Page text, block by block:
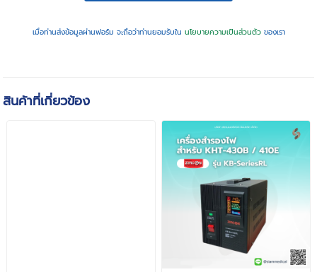
เมื่อท่านส่งข้อมูลผ่านฟอร์ม จะถือว่าท่านยอมรับใน นโยบายความเป็นส่วนตัวของเรา
สินค้าที่เกี่ยวข้อง